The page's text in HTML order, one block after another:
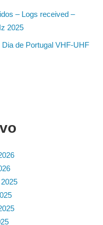
– Logs received –
2025
Dia de Portugal VHF-UHF